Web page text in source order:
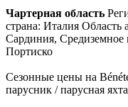
Чартерная область
страна: Италия Область
Сардиния,
Портиско
Сезонные цены на
парусник / парусная яхта